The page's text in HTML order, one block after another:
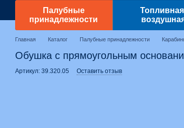
Палубные
принадлежности
Главная Каталог Палубные принадлежности
Обушка с прямоугольным
Артикул: 39.320.05 Оставить отзыв